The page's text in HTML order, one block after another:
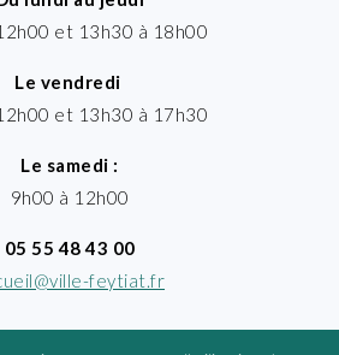
et 13h30 à 18h00
Le vendredi
et 13h30 à 17h30
Le samedi :
9h00 à 12h00
05 55 48 43 00
feytiat.fr